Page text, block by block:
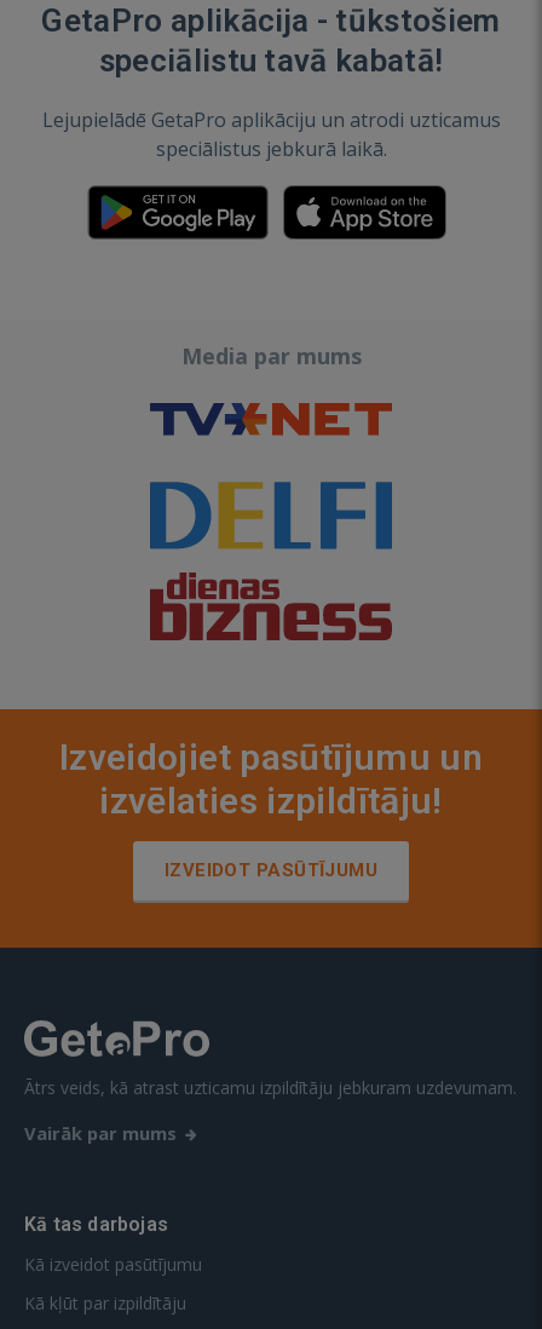
GetaPro aplikācija - tūkstošiem
speciālistu tavā kabatā!
Lejupielādē GetaPro aplikāciju un atrodi uzticamus
speciālistus jebkurā laikā.
Media par mums
Izveidojiet pasūtījumu un
izvēlaties izpildītāju!
IZVEIDOT PASŪTĪJUMU
Ātrs veids, kā atrast uzticamu izpildītāju jebkuram uzdevumam.
Vairāk par mums
Kā tas darbojas
Kā izveidot pasūtījumu
Kā kļūt par izpildītāju